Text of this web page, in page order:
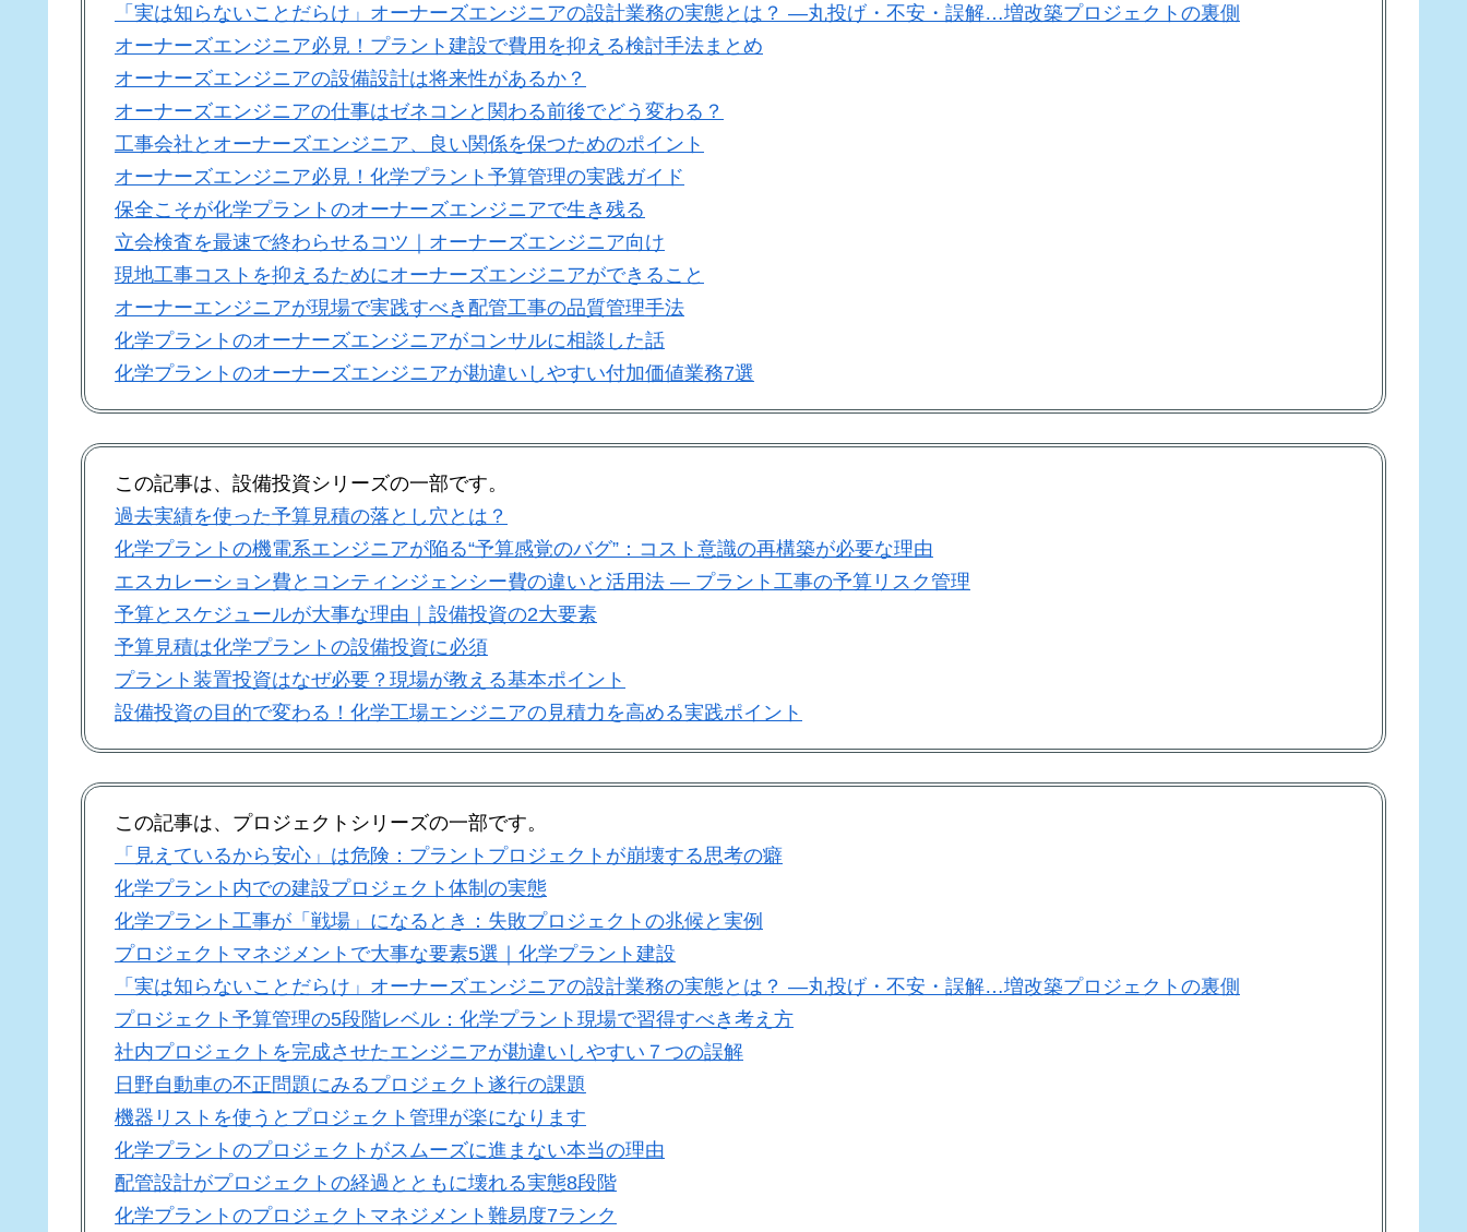
「実は知らないことだらけ」オーナーズエンジニアの設計業務の実態とは？ ―丸投げ・不安・誤解…増改築プロジェクトの裏側
オーナーズエンジニア必見！プラント建設で費用を抑える検討手法まとめ
オーナーズエンジニアの設備設計は将来性があるか？
オーナーズエンジニアの仕事はゼネコンと関わる前後でどう変わる？
工事会社とオーナーズエンジニア、良い関係を保つためのポイント
オーナーズエンジニア必見！化学プラント予算管理の実践ガイド
保全こそが化学プラントのオーナーズエンジニアで生き残る
立会検査を最速で終わらせるコツ｜オーナーズエンジニア向け
現地工事コストを抑えるためにオーナーズエンジニアができること
オーナーエンジニアが現場で実践すべき配管工事の品質管理手法
化学プラントのオーナーズエンジニアがコンサルに相談した話
化学プラントのオーナーズエンジニアが勘違いしやすい付加価値業務7選
この記事は、設備投資シリーズの一部です。
過去実績を使った予算見積の落とし穴とは？
化学プラントの機電系エンジニアが陥る“予算感覚のバグ”：コスト意識の再構築が必要な理由
エスカレーション費とコンティンジェンシー費の違いと活用法 — プラント工事の予算リスク管理
予算とスケジュールが大事な理由｜設備投資の2大要素
予算見積は化学プラントの設備投資に必須
プラント装置投資はなぜ必要？現場が教える基本ポイント
設備投資の目的で変わる！化学工場エンジニアの見積力を高める実践ポイント
この記事は、プロジェクトシリーズの一部です。
「見えているから安心」は危険：プラントプロジェクトが崩壊する思考の癖
化学プラント内での建設プロジェクト体制の実態
化学プラント工事が「戦場」になるとき：失敗プロジェクトの兆候と実例
プロジェクトマネジメントで大事な要素5選｜化学プラント建設
「実は知らないことだらけ」オーナーズエンジニアの設計業務の実態とは？ ―丸投げ・不安・誤解…増改築プロジェクトの裏側
プロジェクト予算管理の5段階レベル：化学プラント現場で習得すべき考え方
社内プロジェクトを完成させたエンジニアが勘違いしやすい７つの誤解
日野自動車の不正問題にみるプロジェクト遂行の課題
機器リストを使うとプロジェクト管理が楽になります
化学プラントのプロジェクトがスムーズに進まない本当の理由
配管設計がプロジェクトの経過とともに壊れる実態8段階
化学プラントのプロジェクトマネジメント難易度7ランク